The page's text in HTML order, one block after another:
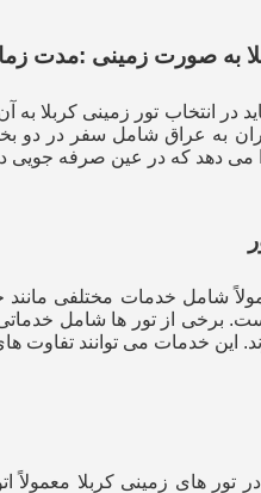
به صورت زمینی :مدت
می‌ دهد که در عین صرفه‌ جویی
شامل خدمات مختلفی مانند
است. برخی از تور ها شامل
خدمات می‌ توانند تفاوت‌
تور های زمینی کربلا